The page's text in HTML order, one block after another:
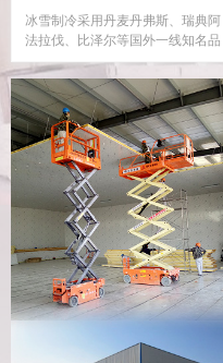
冰雪制冷采用丹麦丹弗斯、瑞典阿
法拉伐、比泽尔等国外一线知名品
牌制冷企业设备。